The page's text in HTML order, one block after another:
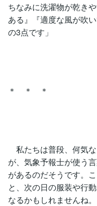
ちなみに洗濯物が乾き
ある』『適度な風が吹
の3点です」
＊ ＊ ＊
私たちは普段、何気
が、気象予報士が使う
があるのだそうです。
と、次の日の服装や行
なるかもしれませんね。